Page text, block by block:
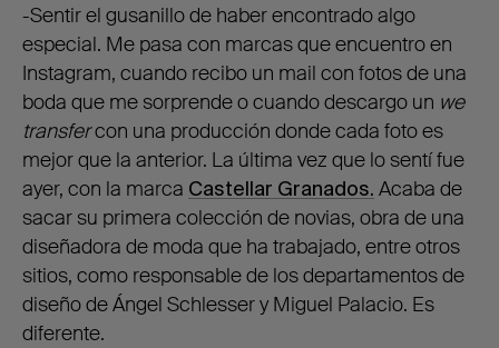
-Sentir el gusanillo de haber encontrado algo
especial. Me pasa con marcas que encuentro en
Instagram, cuando recibo un mail con fotos de una
boda que me sorprende o cuando descargo un we
transfercon una producción donde cada foto es
mejor que la anterior. La última vez que lo sentí fue
ayer, con la marca Castellar Granados. Acaba de
sacar su primera colección de novias, obra de una
diseñadora de moda que ha trabajado, entre otros
sitios, como responsable de los departamentos de
diseño de Ángel Schlesser y Miguel Palacio. Es
diferente.